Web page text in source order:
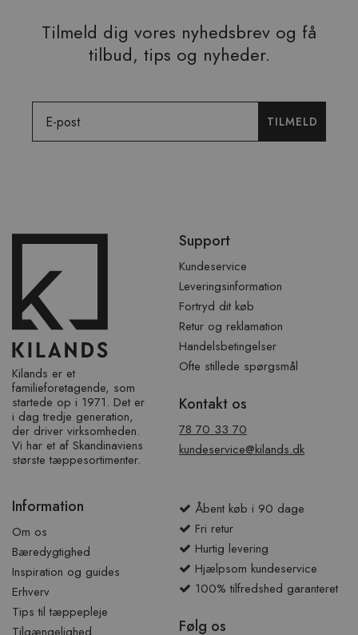
Tilmeld dig vores nyhedsbrev og få
tilbud, tips og nyheder.
TILMELD
over
Kilands er et
familieforetagende, som
startede op i 1971. Det er
i dag tredje generation,
der driver virksomheden.
Vi har et af ​​Skandinaviens
største tæppesortimenter.
Support
Kundeservice
Leveringsinformation
Fortryd dit køb
Retur og reklamation
Handelsbetingelser
Ofte stillede spørgsmål
Kontakt os
78 70 33 70
kundeservice@kilands.dk
Information
Om os
Bæredygtighed
Inspiration og guides
Erhverv
Tips til tæppepleje
Åbent køb i 90 dage
Fri retur
Hurtig levering
Hjælpsom kundeservice
100% tilfredshed garanteret
Følg os